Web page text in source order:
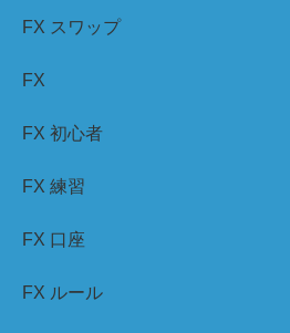
FX スワップ
FX
FX 初心者
FX 練習
FX 口座
FX ルール